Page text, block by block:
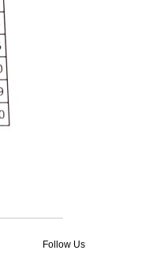
Follow Us